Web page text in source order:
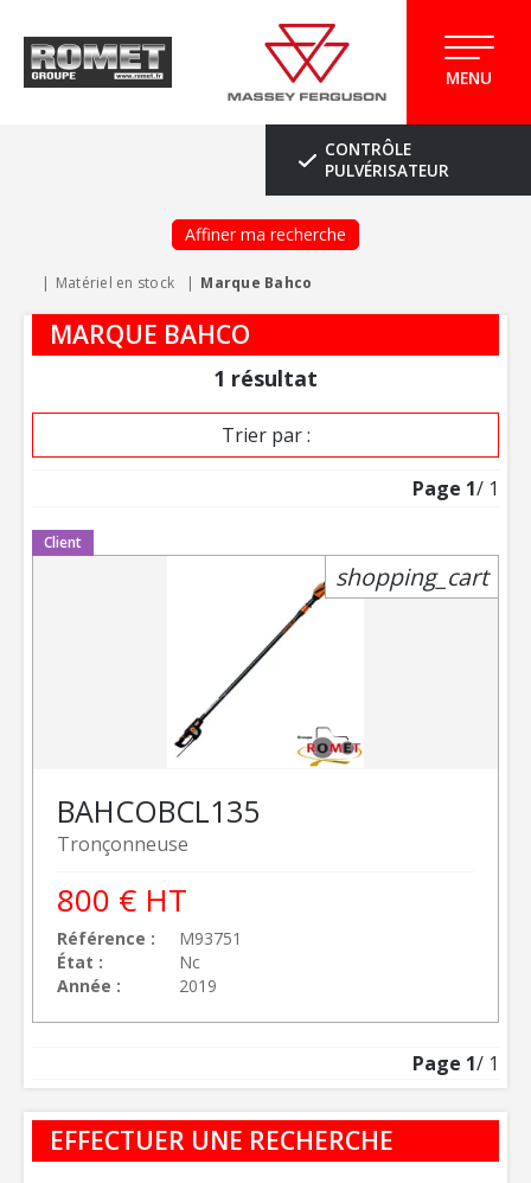
MENU
CONTRÔLE
PULVÉRISATEUR
Affiner ma recherche
Matériel en stock Marque Bahco
MARQUE BAHCO
1 résultat
Trier par :
Page 1/ 1
Client
Tronçonneuse
BAHCOBCL135
Référence
M93751
État
Nc
Année
2019
800 € HT
shopping_cart
Page 1/ 1
EFFECTUER UNE RECHERCHE